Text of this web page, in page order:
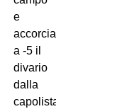
e
accorcia
a -5 il
divario
dalla
capolista